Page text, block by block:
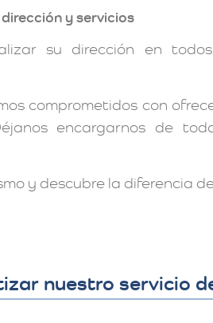
y servicios
su dirección en
comprometidos con
encargarnos de
y descubre la diferencia
nuestro servicio